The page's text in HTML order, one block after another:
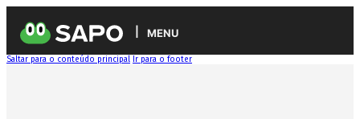
MENU
Saltar para o conteúdo principal Ir para o footer